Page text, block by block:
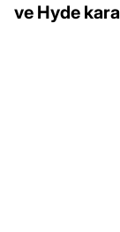
ve Hyde